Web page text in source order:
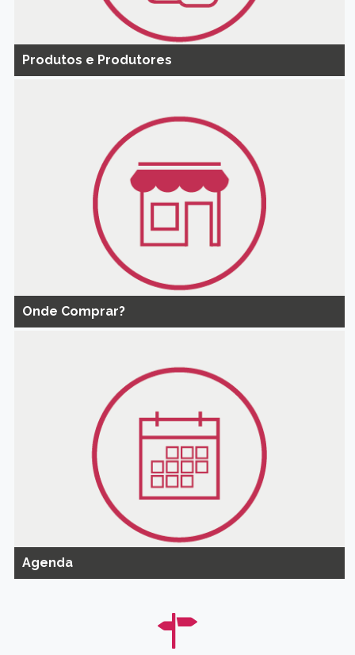
Produtos e Produtores
Onde Comprar?
Agenda